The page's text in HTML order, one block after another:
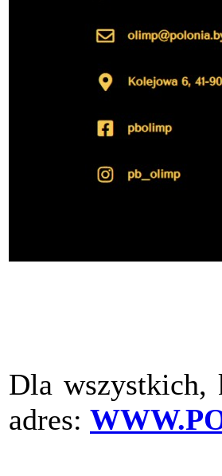
Dla
adres: